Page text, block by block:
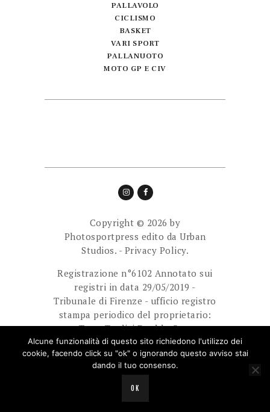
PALLAVOLO
CICLISMO
BASKET
VARI SPORT
PALLANUOTO
MOTO GP E CIV
Copyright © 2026 by
Photosportpress edito da Urban
Studios. - Privacy Policy.
Registrazione n°6102 Annotato sui
registri in data 29/05/2019 -
Tribunale di Firenze - ufficio registro
stampa periodico del proprietario:
Team Tredici Double Cam
Ass.Sport.Dilett. Direttore
responsabile: Giuliani Paolo.
Alcune funzionalità di questo sito richiedono l'utilizzo dei
cookie, facendo click su "ok" o ignorando questo avviso stai
dando il tuo consenso.
OK